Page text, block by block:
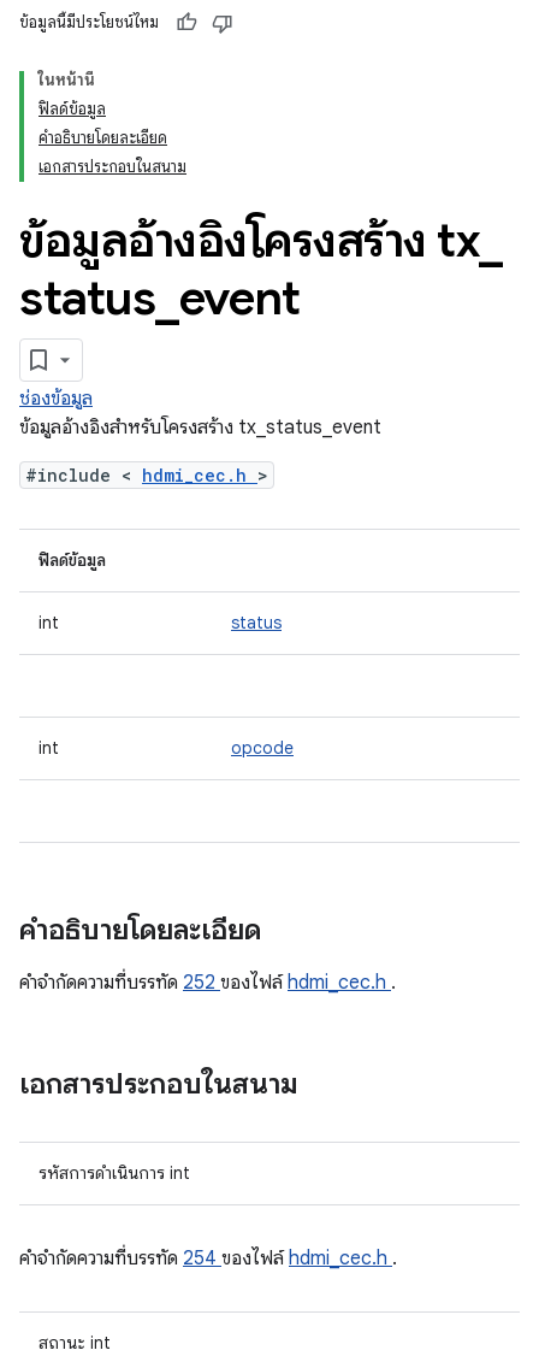
ข้อมูลนี้มีประโยชน์ไหม
ในหน้านี้
ฟิลด์ข้อมูล
คำอธิบายโดยละเอียด
เอกสารประกอบในสนาม
ข้อมูลอ้างอิงโครงสร้าง tx_
status event
ช่องข้อมูล
ข้อมูลอ้างอิงสำหรับโครงสร้าง tx_status_event
#include < hdmi_cec.h >
ฟิลด์ข้อมูล
int status
int opcode
คำอธิบายโดยละเอียด
คําจํากัดความที่บรรทัด 252 ของไฟล์hdmi_cec.h .
เอกสารประกอบในสนาม
รหัสการดำเนินการ int
คําจํากัดความที่บรรทัด 254 ของไฟล์hdmi_cec.h .
สถานะ int